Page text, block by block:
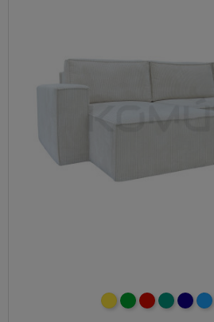
żółtyzielonyczerwony